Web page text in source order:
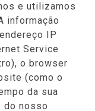
e utilizamos
informação
IP
Service
o browser
(como o
da sua
do nosso